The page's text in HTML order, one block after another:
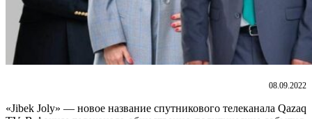
08.09.2022
«Jibek Joly» — новое название спутникового телеканала Qazaq